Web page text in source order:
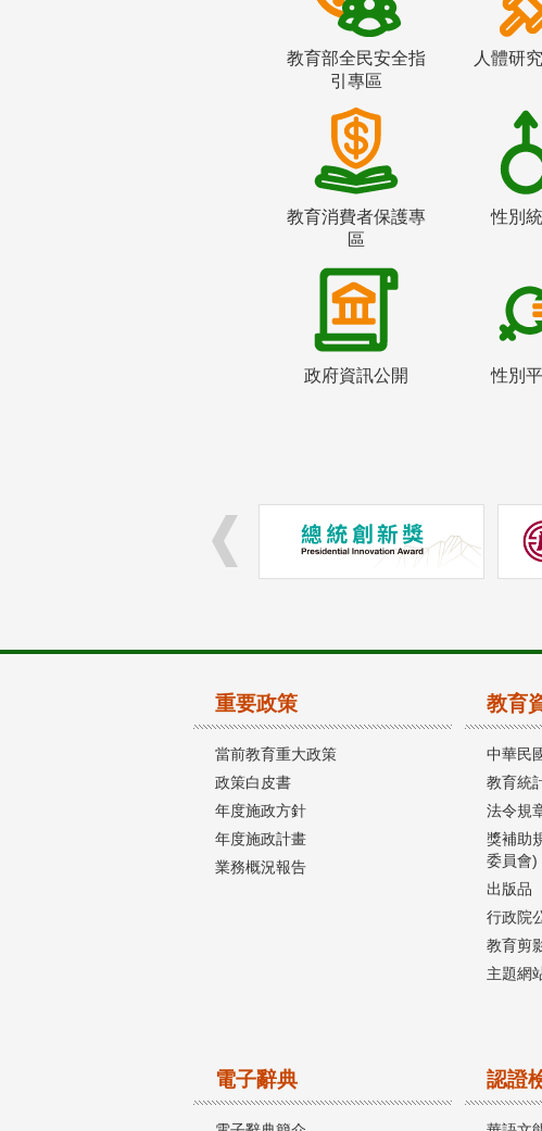
教育部全民安全指
引專區
人體研
教育消費者保護專
區
性別
政府資訊公開 性別
重要政策
當前教育重大政策
政策白皮書
年度施政方針
年度施政計畫
業務概況報告
教育
中華民
教育統
法令規
獎補助
委員會)
出版品
行政院
教育剪
主題網
電子辭典 認證